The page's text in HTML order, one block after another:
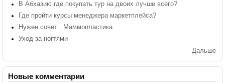
В Абхазию где покупать тур на двоих лучше всего?
Где пройти курсы менеджера маркетплейса?
Нужен совет . Маммопластика
Уход за ногтями
Дальше
Новые комментарии